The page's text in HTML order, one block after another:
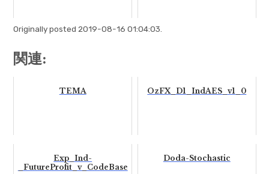
Originally posted 2019-08-16 01:04:03.
関連:
TEMA OzFX_D1_IndAES_v1_0
Exp_Ind-
_FutureProfit_v_CodeBase
Doda-Stochastic